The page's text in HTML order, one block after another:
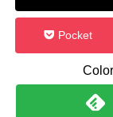
Pocket